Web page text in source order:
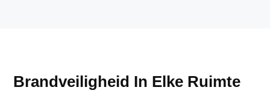
Brandveiligheid In Elke Ruimte